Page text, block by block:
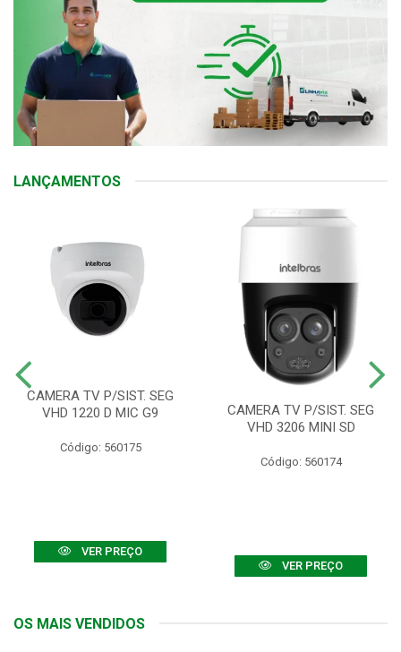
LANÇAMENTOS
CAMERA TV P/SIST. SEG
VHD 1220 D MIC G9
Código: 560175
VER PREÇO
CAMERA TV P/SIST. SEG
VHD 3206 MINI SD
Código: 560174
VER PREÇO
OS MAIS VENDIDOS